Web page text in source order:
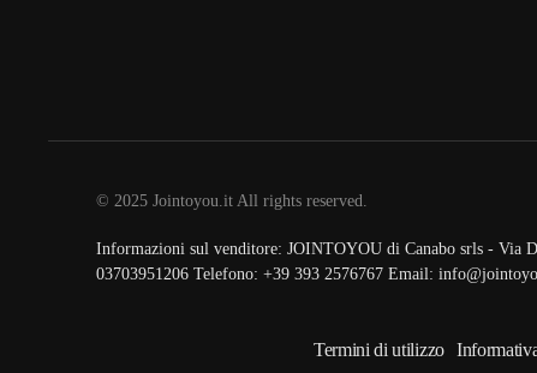
© 2025 Jointoyou.it All rights reserved.
Informazioni sul venditore: JOINTOYOU di Canabo srls - Via
03703951206 Telefono: ‪+39 393 2576767‬ Email:
Termini di utilizzo